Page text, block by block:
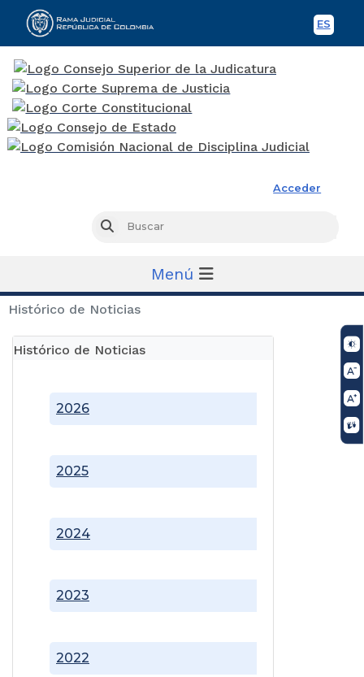
ES
Acceder
Buscar
Menú
Histórico de Noticias
Histórico de Noticias
2022
2023
2024
2025
2026